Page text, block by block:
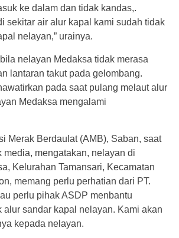
ke dalam dan tidak kandas,.
sekitar air alur kapal kami sudah tidak
nelayan,” urainya.
nelayan Medaksa tidak merasa
lantaran takut pada gelombang.
pada saat pulang melaut alur
Medaksa mengalami
Merak Berdaulat (AMB), Saban, saat
media, mengatakan, nelayan di
Kelurahan Tamansari, Kecamatan
memang perlu perhatian dari PT.
perlu pihak ASDP menbantu
alur sandar kapal nelayan. Kami akan
kepada nelayan.